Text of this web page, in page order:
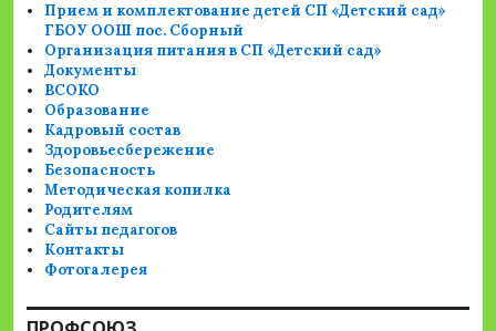
Прием и комплектование детей СП «Детский сад»
ГБОУ ООШ пос. Сборный
Организация питания в СП «Детский сад»
Документы
ВСОКО
Образование
Кадровый состав
Здоровьесбережение
Безопасность
Методическая копилка
Родителям
Сайты педагогов
Контакты
Фотогалерея